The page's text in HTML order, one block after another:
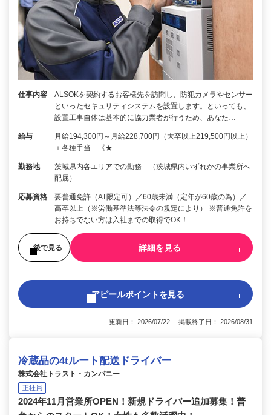
仕事内容
ALSOKを契約するお客様先を訪問し、防犯カメラやセンサー
といったセキュリティシステムを設置します。といっても、
設置工事自体は基本的に協力業者が行うため、あなた…
給与
月給194,300円～月給228,700円（大卒以上219,500円以上）
＋各種手当 《★…
勤務地
茨城県内各エリアでの勤務 （茨城県内いずれかの事業所へ
配属）
応募資格
要普通免許（AT限定可）／60歳未満（定年が60歳の為）／
高卒以上（※労働基準法等法令の規定により） ※普通免許を
お持ちでない方は入社までの取得でOK！
後で見る 詳細を見る
アピールポイントを見る
更新日： 2026/07/22 掲載終了日： 2026/08/31
冷蔵品の4tルート配送ドライバー
株式会社トラスト・カンパニー
正社員
2024年11月営業所OPEN！新規ドライバー追加募集！普